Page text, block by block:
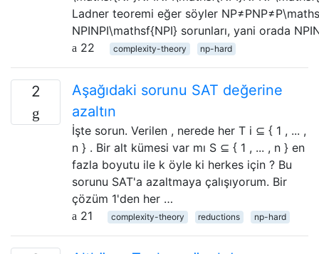
Ladner teoremi eğer söyler
NPINPI\mathsf{NPI} sorunları, yani orada
22
complexity-theory np-hard
2
Aşağıdaki sorunu SAT değerine
azaltın
İşte sorun. Verilen , nerede her T i ⊆ { 1 , ... ,
n } . Bir alt kümesi var mı S ⊆ { 1 , ... , n } en
fazla boyutu ile k öyle ki herkes için ? Bu
sorunu SAT'a azaltmaya çalışıyorum. Bir
çözüm 1'den her …
21
complexity-theory reductions np-hard